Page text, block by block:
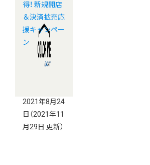
得！ 新規開店
＆決済拡充応
援キャンペー
ン
2021年8月24
日 （2021年11
月29日 更新）